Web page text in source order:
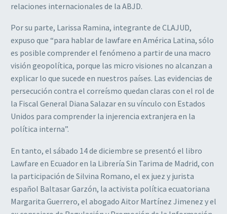
relaciones internacionales de la ABJD.
Por su parte, Larissa Ramina, integrante de CLAJUD,
expuso que “para hablar de lawfare en América Latina, sólo
es posible comprender el fenómeno a partir de una macro
visión geopolítica, porque las micro visiones no alcanzan a
explicar lo que sucede en nuestros países. Las evidencias de
persecución contra el correísmo quedan claras con el rol de
la Fiscal General Diana Salazar en su vínculo con Estados
Unidos para comprender la injerencia extranjera en la
política interna”.
En tanto, el sábado 14 de diciembre se presentó el libro
Lawfare en Ecuador en la Librería Sin Tarima de Madrid, con
la participación de Silvina Romano, el ex juez y jurista
español Baltasar Garzón, la activista política ecuatoriana
Margarita Guerrero, el abogado Aitor Martínez Jimenez y el